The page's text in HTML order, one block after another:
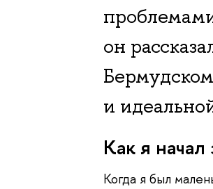
он
и
Как я начал
Когда я был